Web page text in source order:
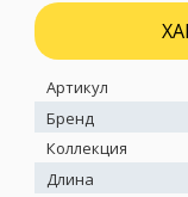
Артикул
Бренд
Коллекция
Длина